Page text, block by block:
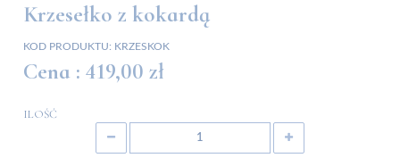
Krzesełko z kokardą
KOD PRODUKTU: KRZESKOK
Cena : 419,00 zł
ILOŚĆ